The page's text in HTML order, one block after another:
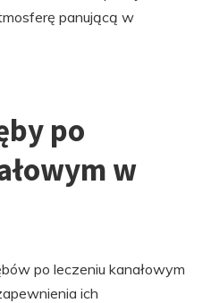
panującą w
po
w
po leczeniu kanałowym
ich